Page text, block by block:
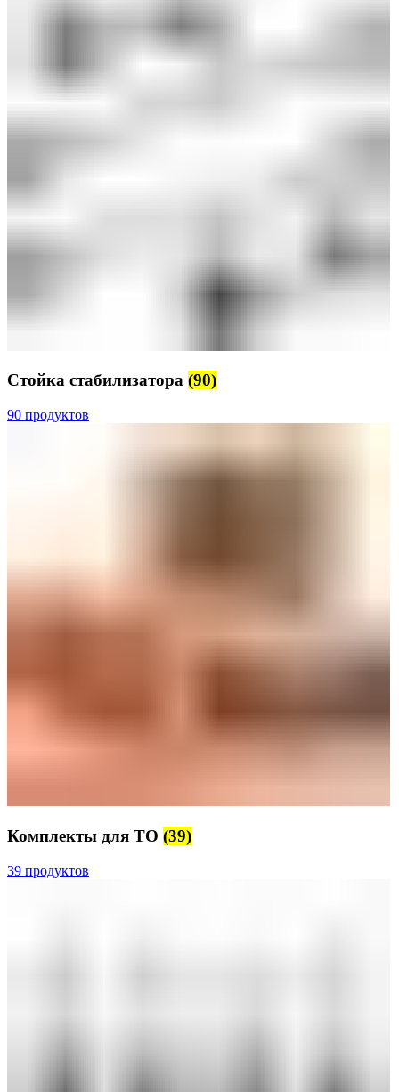
Стойка стабилизатора (90)
90 продуктов
Комплекты для ТО (39)
39 продуктов